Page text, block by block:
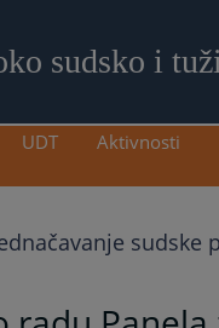
sudsko i
UDT Aktivnosti
sudske